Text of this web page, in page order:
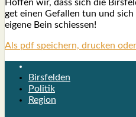
Hof­fen wir, dass sich die
get einen Gefal­len tun und
eige­ne Bein schies­sen!
Als pdf speichern, drucken
Birsfelden
Politik
Region